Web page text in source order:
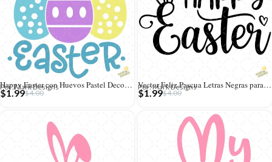
Happy Easter con Huevos Pastel Decorados – Diseño Vectorial y PNG 4K
Por: Mark Designs
$4.00
$1.99
Vector Feliz Pascua Letras Negras para Corte – Ilustración 4K para Vinilo
Por: Mark Designs
$4.00
$1.99